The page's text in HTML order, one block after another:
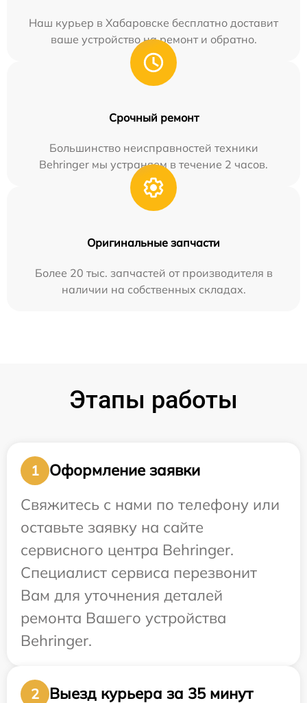
Наш курьер в Хабаровске бесплатно доставит
ваше устройство на ремонт и обратно.
Срочный ремонт
Большинство неисправностей техники
Behringer мы устраняем в течение 2 часов.
Оригинальные запчасти
Более 20 тыс. запчастей от производителя в
наличии на собственных складах.
Этапы работы
1
Оформление заявки
Свяжитесь с нами по телефону или
оставьте заявку на сайте
сервисного центра Behringer.
Специалист сервиса перезвонит
Вам для уточнения деталей
ремонта Вашего устройства
Behringer.
2 Выезд курьера за 35 минут